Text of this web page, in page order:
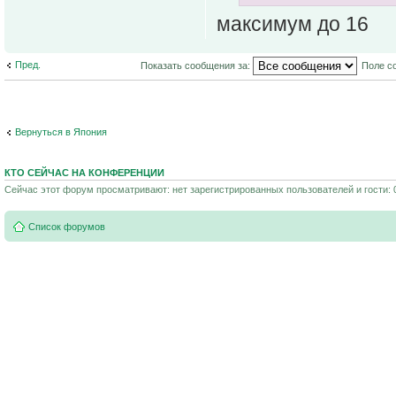
максимум до 16
Пред. Показать сообщения за: Поле
Вернуться в Япония
КТО СЕЙЧАС НА КОНФЕРЕНЦИИ
Сейчас этот форум просматривают: нет зарегистрированных пользователей и гости:
Список форумов